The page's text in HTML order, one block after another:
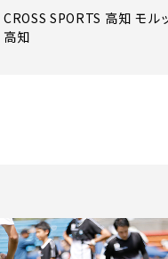
SPORTS 高知 モル
高知